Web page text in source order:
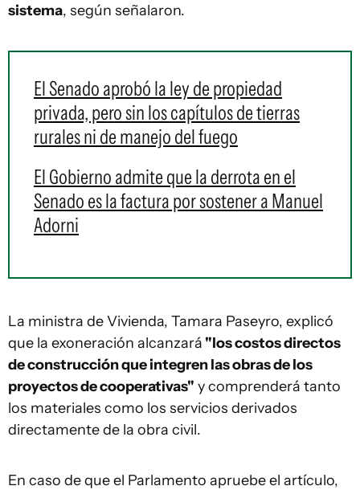
sistema, según señalaron.
El Senado aprobó la ley de propiedad
privada, pero sin los capítulos de tierras
rurales ni de manejo del fuego
El Gobierno admite que la derrota en el
Senado es la factura por sostener a Manuel
Adorni
La ministra de Vivienda, Tamara Paseyro, explicó
que la exoneración alcanzará "los costos directos
de construcción que integren las obras de los
proyectos de cooperativas" y comprenderá tanto
los materiales como los servicios derivados
directamente de la obra civil.
En caso de que el Parlamento apruebe el artículo,